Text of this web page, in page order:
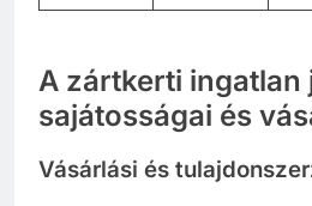
A zártkerti ingatlan
sajátosságai és
Vásárlási és